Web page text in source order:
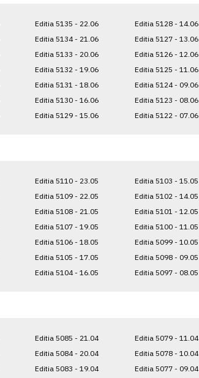
Editia 5135 - 22.06
Editia 5134 - 21.06
Editia 5133 - 20.06
Editia 5132 - 19.06
Editia 5131 - 18.06
Editia 5130 - 16.06
Editia 5129 - 15.06
Editia 5128 - 14.06
Editia 5127 - 13.06
Editia 5126 - 12.06
Editia 5125 - 11.06
Editia 5124 - 09.06
Editia 5123 - 08.06
Editia 5122 - 07.06
Editia 5110 - 23.05
Editia 5109 - 22.05
Editia 5108 - 21.05
Editia 5107 - 19.05
Editia 5106 - 18.05
Editia 5105 - 17.05
Editia 5104 - 16.05
Editia 5103 - 15.05
Editia 5102 - 14.05
Editia 5101 - 12.05
Editia 5100 - 11.05
Editia 5099 - 10.05
Editia 5098 - 09.05
Editia 5097 - 08.05
Editia 5085 - 21.04
Editia 5084 - 20.04
Editia 5083 - 19.04
Editia 5079 - 11.04
Editia 5078 - 10.04
Editia 5077 - 09.04